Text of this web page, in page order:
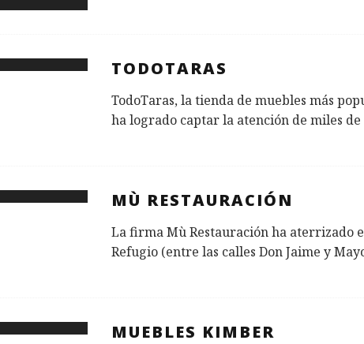
TODOTARAS
TodoTaras, la tienda de muebles más
ha logrado captar la atención de miles de
MÙ RESTAURACIÓN
La firma Mù Restauración ha aterrizado
Refugio (entre las calles Don Jaime y
MUEBLES KIMBER